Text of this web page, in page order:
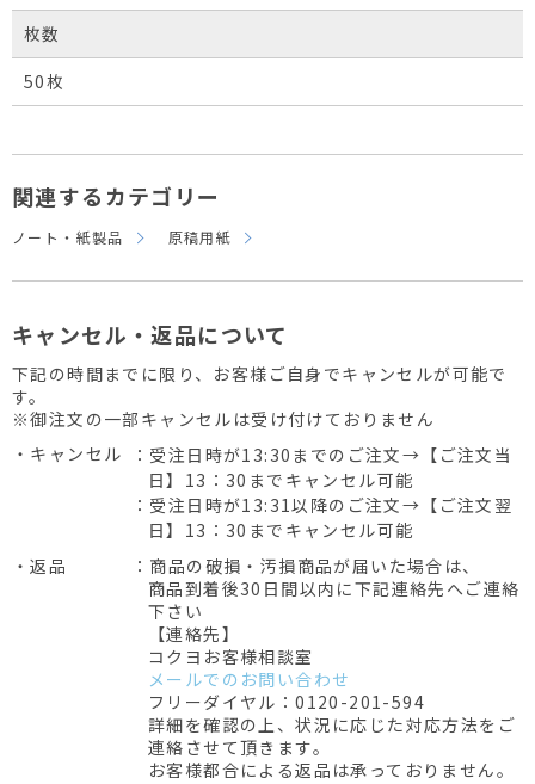
枚数
50枚
関連するカテゴリー
ノート・紙製品 原稿用紙
キャンセル・返品について
下記の時間までに限り、お客様ご自身でキャンセルが可能で
す。
※御注文の一部キャンセルは受け付けておりません
・キャンセル
：受注日時が13:30までのご注文→【ご注文当
日】13：30までキャンセル可能
：受注日時が13:31以降のご注文→【ご注文翌
日】13：30までキャンセル可能
・返品
：商品の破損・汚損商品が届いた場合は、
商品到着後30日間以内に下記連絡先へご連絡
下さい
【連絡先】
コクヨお客様相談室
メールでのお問い合わせ
フリーダイヤル：0120-201-594
詳細を確認の上、状況に応じた対応方法をご
連絡させて頂きます。
お客様都合による返品は承っておりません。